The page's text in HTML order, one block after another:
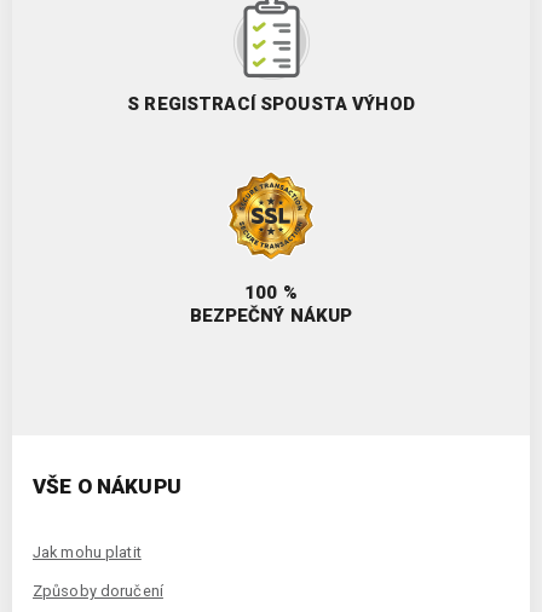
S REGISTRACÍ SPOUSTA VÝHOD
100 %
BEZPEČNÝ NÁKUP
VŠE O NÁKUPU
Jak mohu platit
Způsoby doručení